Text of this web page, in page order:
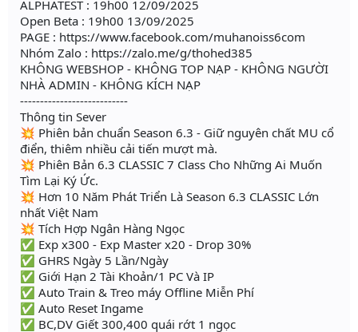
ALPHATEST : 19h00 12/09/2025
Open Beta : 19h00 13/09/2025
PAGE : https://www.facebook.com/muhanoiss6com
Nhóm Zalo : https://zalo.me/g/thohed385
KHÔNG WEBSHOP - KHÔNG TOP NẠP - KHÔNG NGƯỜI
NHÀ ADMIN - KHÔNG KÍCH NẠP
---------------------------
Thông tin Sever
💥 Phiên bản chuẩn Season 6.3 - Giữ nguyên chất MU cổ
điển, thiêm nhiều cải tiến mượt mà.
💥 Phiên Bản 6.3 CLASSIC 7 Class Cho Những Ai Muốn
Tìm Lại Ký Ức.
💥 Hơn 10 Năm Phát Triển Là Season 6.3 CLASSIC Lớn
nhất Việt Nam
💥 Tích Hợp Ngân Hàng Ngọc
✅ Exp x300 - Exp Master x20 - Drop 30%
✅ GHRS Ngày 5 Lần/Ngày
✅ Giới Hạn 2 Tài Khoản/1 PC Và IP
✅ Auto Train & Treo máy Offline Miễn Phí
✅ Auto Reset Ingame
✅ BC,DV Giết 300,400 quái rớt 1 ngọc